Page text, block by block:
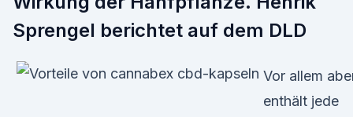
Sprengel berichtet auf dem DLD
Vor allem
enthält jede